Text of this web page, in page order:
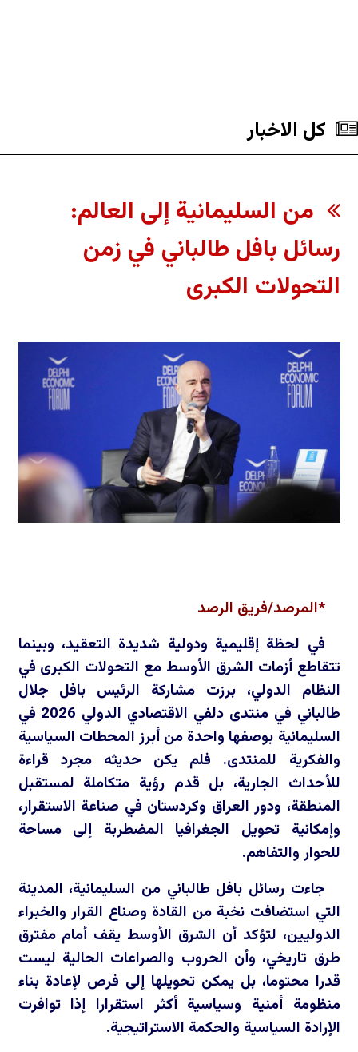
کل الاخبار
من السليمانية إلى العالم:
رسائل بافل طالباني في زمن
التحولات الكبرى
*المرصد/فريق الرصد
في لحظة إقليمية ودولية شديدة التعقيد، وبينما
تتقاطع أزمات الشرق الأوسط مع التحولات الكبرى في
النظام الدولي، برزت مشاركة الرئيس بافل جلال
طالباني في منتدى دلفي الاقتصادي الدولي 2026 في
السليمانية بوصفها واحدة من أبرز المحطات السياسية
والفكرية للمنتدى. فلم يكن حديثه مجرد قراءة
للأحداث الجارية، بل قدم رؤية متكاملة لمستقبل
المنطقة، ودور العراق وكردستان في صناعة الاستقرار،
وإمكانية تحويل الجغرافيا المضطربة إلى مساحة
للحوار والتفاهم.
جاءت رسائل بافل طالباني من السليمانية، المدينة
التي استضافت نخبة من القادة وصناع القرار والخبراء
الدوليين، لتؤكد أن الشرق الأوسط يقف أمام مفترق
طرق تاريخي، وأن الحروب والصراعات الحالية ليست
قدرا محتوما، بل يمكن تحويلها إلى فرص لإعادة بناء
منظومة أمنية وسياسية أكثر استقرارا إذا توافرت
الإرادة السياسية والحكمة الاستراتيجية.